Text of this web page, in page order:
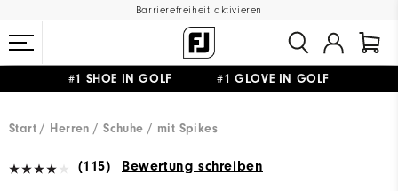
Barrierefreiheit aktivieren
#1 SHOE IN GOLF #1 GLOVE IN GOLF
Start
Herren Schuhe mit Spikes
(115) Bewertung schreiben